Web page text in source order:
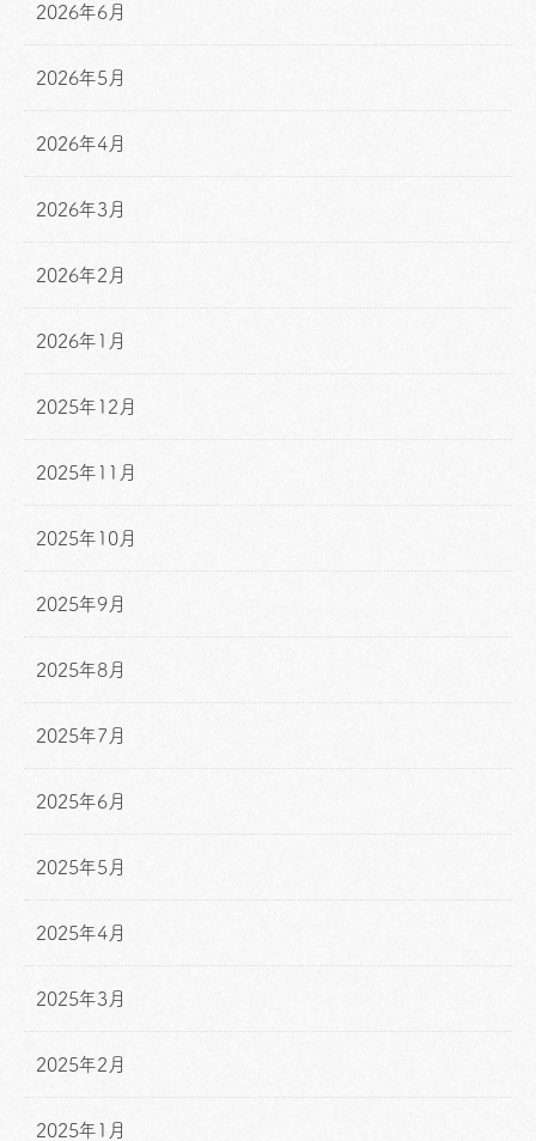
2026年6月
2026年5月
2026年4月
2026年3月
2026年2月
2026年1月
2025年12月
2025年11月
2025年10月
2025年9月
2025年8月
2025年7月
2025年6月
2025年5月
2025年4月
2025年3月
2025年2月
2025年1月